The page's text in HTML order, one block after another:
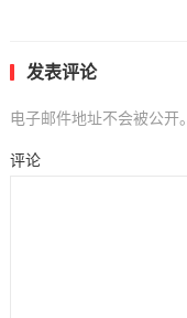
发表评论
电子邮件地址不会被公开。
评论